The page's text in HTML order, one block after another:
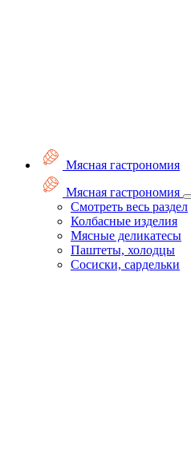
Мясная гастрономия
Мясная гастрономия
Смотреть весь раздел
Колбасные изделия
Мясные деликатесы
Паштеты, холодцы
Сосиски, сардельки